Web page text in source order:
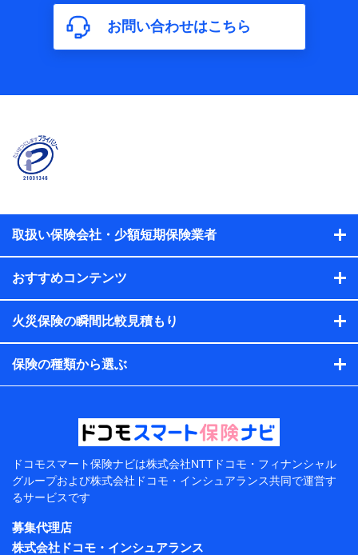
年数などの情報、ペットの種類や年齢などの情報などが含ま
れます。
【共同して利用する者の範囲】
株式会社NTTドコモ
当社又は株式会社NTTドコモが提供する保険関連サービスに
おけるユーザ登録受付および管理のため
当社又は株式会社NTTドコモと取引のあるもしくは委託を受
れらに付帯、関連する当社、株式会社NTTドコモおよび提携
会社のサービスを案内、提供するため
析して、お客さまの趣味・嗜好・傾向に応じたサービス・商
各種セミナーの開催のため
コンサルティングサービスの実施のため
アンケートやキャンペーン等の実施のため
上記に係る案内・手続き・管理等付帯業務を行うため
当該個人データを取り扱う各共同利用者（詳細は次のと
東京都千代田区永田町2丁目11番1号 山王パークタワー
株式会社NTTドコモ 代表取締役社長 前田 義晃
東京都中央区日本橋人形町2-14-10 アーバンネット日
本橋ビル 3F
お問い合わせはこちら
取扱い保険会社・少額短期保険業者
おすすめコンテンツ
火災保険の瞬間比較見積もり
保険の種類から選ぶ
ドコモスマート保険ナビは株式会社NTTドコモ・フィナンシャル
グループおよび株式会社ドコモ・インシュアランス共同で運営す
るサービスです
募集代理店
株式会社ドコモ・インシュアランス